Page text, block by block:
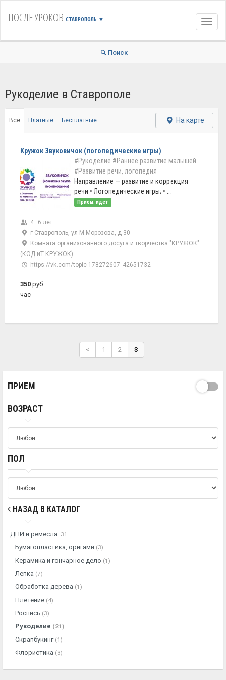
ПОСЛЕ УРОКОВ СТАВРОПОЛЬ ▼
Поиск
Рукоделие в Ставрополе
Все Платные Бесплатные На карте
Кружок Звуковичок (логопедические игры)
#Рукоделие #Раннее развитие малышей
#Развитие речи, логопедия
Направление — развитие и коррекция
речи • Логопедические игры; • ...
Прием: идет
4–6 лет
г Ставрополь, ул М.Морозова, д 30
Комната организованного досуга и творчества "КРУЖОК"
(КОД иТ КРУЖОК)
https://vk.com/topic-178272607_42651732
350 руб.
час
< 1 2 3
ПРИЕМ
ВОЗРАСТ
ПОЛ
НАЗАД В КАТАЛОГ
ДПИ и ремесла 31
Бумагопластика, оригами (3)
Керамика и гончарное дело (1)
Лепка (7)
Обработка дерева (1)
Плетение (4)
Роспись (3)
Рукоделие (21)
Скрапбукинг (1)
Флористика (3)